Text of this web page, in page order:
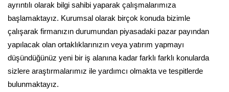
ayrıntılı olarak bilgi sahibi yaparak çalışmalarımıza
başlamaktayız. Kurumsal olarak birçok konuda bizimle
çalışarak firmanızın durumundan piyasadaki pazar payından
yapılacak olan ortaklıklarınızın veya yatırım yapmayı
düşündüğünüz yeni bir iş alanına kadar farklı farklı konularda
sizlere araştırmalarımız ile yardımcı olmakta ve tespitlerde
bulunmaktayız.